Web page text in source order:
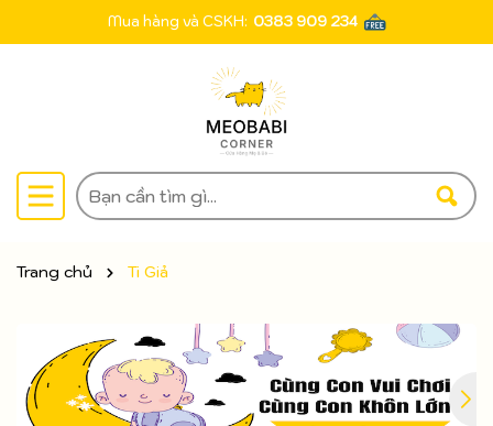
Mua hàng và CSKH: 0383 909 234
Trang chủ Ti Giả